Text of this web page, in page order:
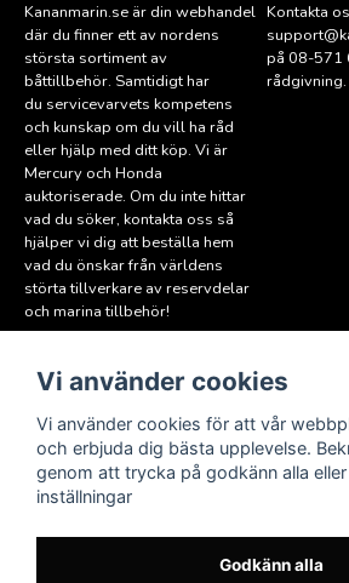
Kananmarin.se är din webhandel
där du finner ett av nordens
största sortiment av
båttillbehör. Samtidigt har
du servicevarvets kompetens
och kunskap om du vill ha råd
eller hjälp med ditt köp. Vi är
Mercury och Honda
auktoriserade. Om du inte hittar
vad du söker, kontakta oss så
hjälper vi dig att beställa hem
vad du önskar från världens
störta tillverkare av reservdelar
och marina tillbehör!
Kontakta
på 08-571
rådgivning.
Läs mer
Köpvillkor
Hitta till oss
Miljöpolicy
Medlem i Sweboat
Följ oss
Vi använder cookies
Vi använder cookies för att vår
och erbjuda dig bästa upplevelse.
genom att trycka på godkänn alla
inställningar
Godkänn alla